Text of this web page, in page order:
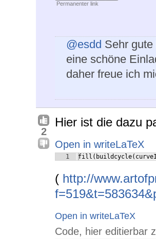
Permanenter link
@esdd Sehr
eine schöne
daher freue ich
2
Hier ist die dazu
Open in writeLaTeX
1
( http://
Open in writeLaTeX
Code, hier editierbar